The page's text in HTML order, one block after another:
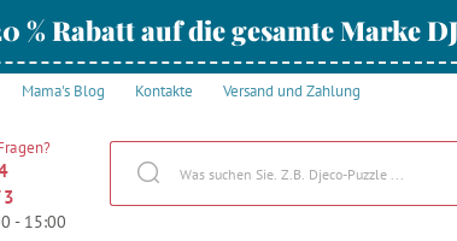
% Rabatt auf die gesamte Marke
Mama's Blog Kontakte Versand und Zahlung
- 15:00